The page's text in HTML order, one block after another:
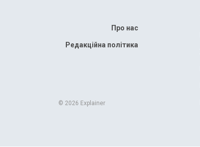
Про нас
Редакційна політика
© 2026 Explainer